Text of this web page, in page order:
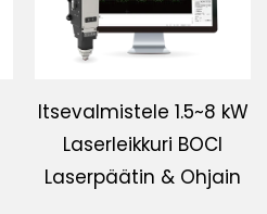
Itsevalmistele 1.5~8 kW
Laserleikkuri BOCI
Laserpäätin & Ohjain